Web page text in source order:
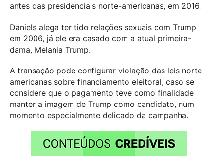
antes das presidenciais norte-americanas, em 2016.
Daniels alega ter tido relações sexuais com Trump
em 2006, já ele era casado com a atual primeira-
dama, Melania Trump.
A transação pode configurar violação das leis norte-
americanas sobre financiamento eleitoral, caso se
considere que o pagamento teve como finalidade
manter a imagem de Trump como candidato, num
momento especialmente delicado da campanha.